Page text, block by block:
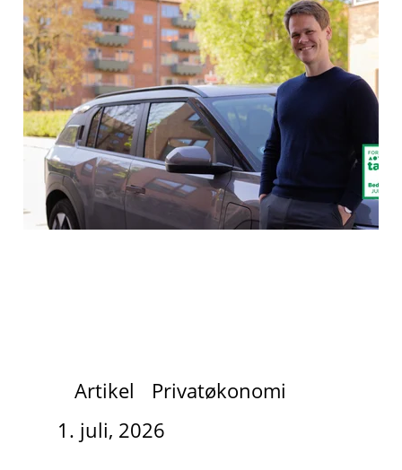
Artikel
Privatøkonomi
1. juli, 2026